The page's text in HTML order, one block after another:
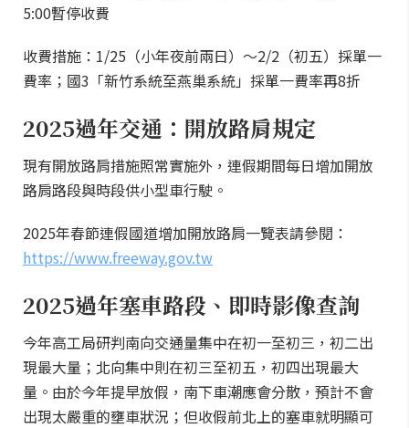
5:00暫停收費
收費措施：1/25（小年夜前兩日）～2/2（初五）採單一
費率；國3「新竹系統至燕巢系統」採單一費率再8折
2025過年交通：開放路肩規定
現有開放路肩措施照常實施外，連假期間每日增加開放
路肩路段與時段供小型車行駛。
2025年春節連假國道增加開放路肩一覽表請參閱：
https://www.freeway.gov.tw
2025過年塞車路段、即時影像查詢
今年高工局研判南向交通量集中在初一至初三，初二出
現最大量；北向集中則在初三至初五，初四出現最大
量。由於今年提早放假，南下車潮應會分散，預計不會
出現太嚴重的壅車狀況；但收假前北上的塞車就明顯可